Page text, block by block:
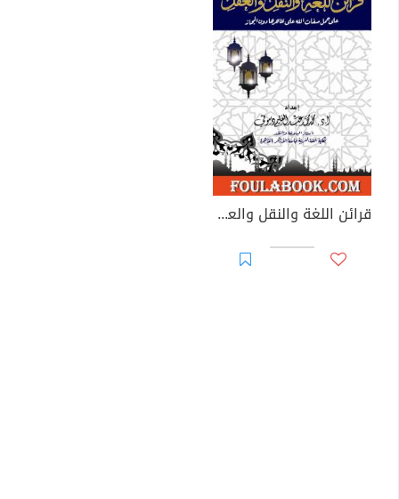
قرائن اللغة والنقل والعقل على حمل صفات الله على ظاهرها دون المجاز